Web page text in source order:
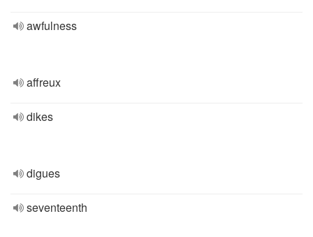
awfulness
affreux
dikes
digues
seventeenth